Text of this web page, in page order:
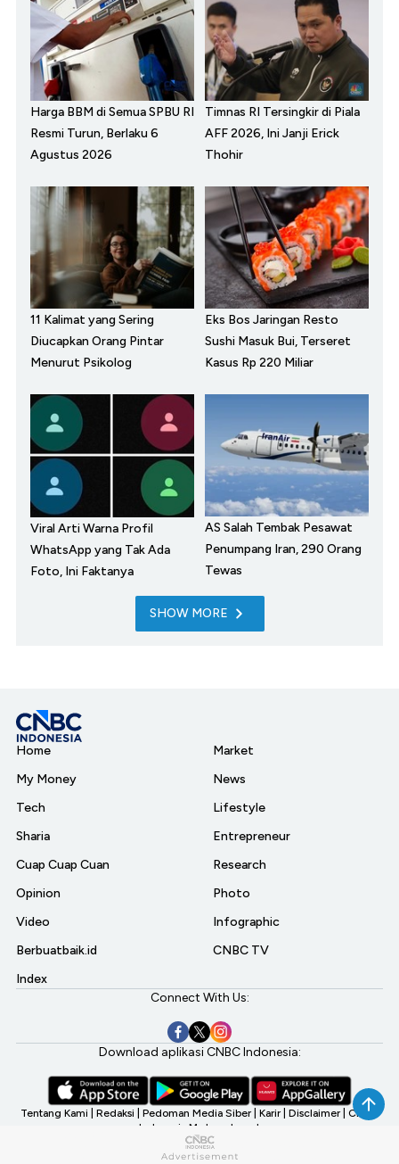
Harga BBM di Semua SPBU RI
Resmi Turun, Berlaku 6
Agustus 2026
Timnas RI Tersingkir di Piala
AFF 2026, Ini Janji Erick
Thohir
11 Kalimat yang Sering
Diucapkan Orang Pintar
Menurut Psikolog
Eks Bos Jaringan Resto
Sushi Masuk Bui, Terseret
Kasus Rp 220 Miliar
Viral Arti Warna Profil
WhatsApp yang Tak Ada
Foto, Ini Faktanya
AS Salah Tembak Pesawat
Penumpang Iran, 290 Orang
Tewas
SHOW MORE
Home
My Money
Tech
Sharia
Cuap Cuap Cuan
Opinion
Video
Berbuatbaik.id
Index
Market
News
Lifestyle
Entrepreneur
Research
Photo
Infographic
CNBC TV
Connect With Us:
Download aplikasi CNBC Indonesia:
Tentang Kami Redaksi Pedoman Media Siber Karir Disclaimer CNBC
Indonesia My Investment
©2026 CNBC Indonesia, A Transmedia Company